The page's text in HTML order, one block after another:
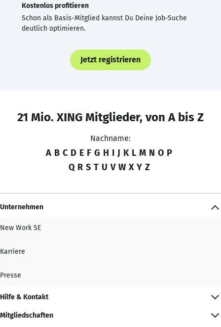
Kostenlos profitieren
Schon als Basis-Mitglied kannst Du Deine Job-Suche
deutlich optimieren.
Jetzt registrieren
21 Mio. XING Mitglieder, von A bis Z
Nachname:
A B C D E F G H I J K L M N O P
Q R S T U V W X Y Z
Unternehmen
New Work SE
Karriere
Presse
Hilfe & Kontakt
Mitgliedschaften